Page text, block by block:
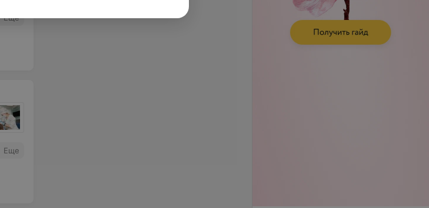
Еще
Еще